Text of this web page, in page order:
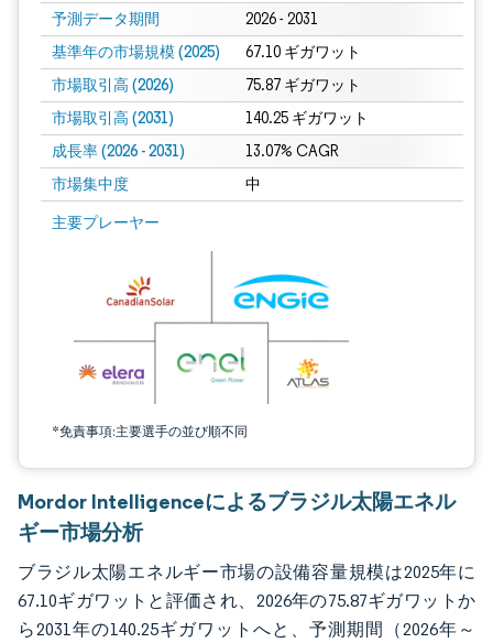
予測データ期間 2026 - 2031
基準年の市場規模 (2025) 67.10 ギガワット
市場取引高 (2026) 75.87 ギガワット
市場取引高 (2031) 140.25 ギガワット
成長率 (2026 - 2031) 13.07% CAGR
市場集中度 中
主要プレーヤー
*免責事項:主要選手の並び順不同
画像 © Mordor Intelligence。再利用にはCC BY 4.0の表示が必要です。
Mordor Intelligenceによるブラジル太陽エネル
ギー市場分析
ブラジル太陽エネルギー市場の設備容量規模は2025年に
67.10ギガワットと評価され、2026年の75.87ギガワットか
ら2031年の140.25ギガワットへと、予測期間（2026年～